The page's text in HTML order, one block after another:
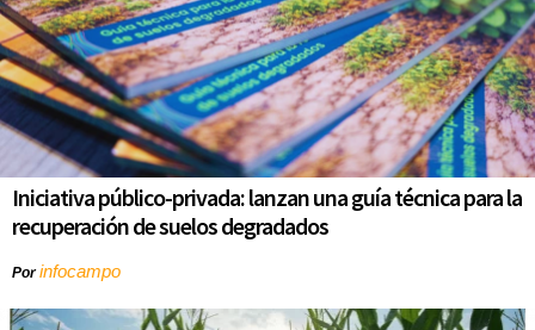
Iniciativa público-privada: lanzan una guía técnica para la
recuperación de suelos degradados
Porinfocampo